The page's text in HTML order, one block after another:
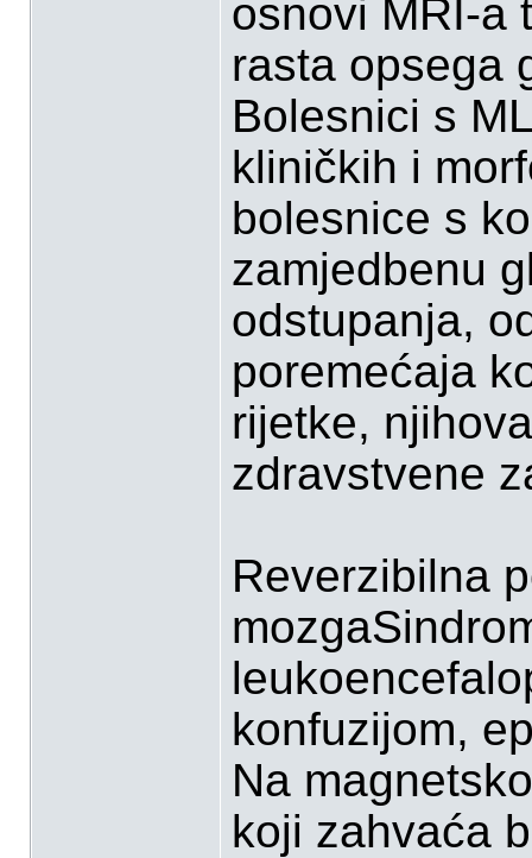
osnovi MRI-a
rasta opsega
Bolesnici s
kliničkih i
bolesnice s
zamjedbenu
odstupanja,
poremećaja
rijetke,
zdravstvene
Reverzibilna
konfuzijom,
Na
koji zahvaća